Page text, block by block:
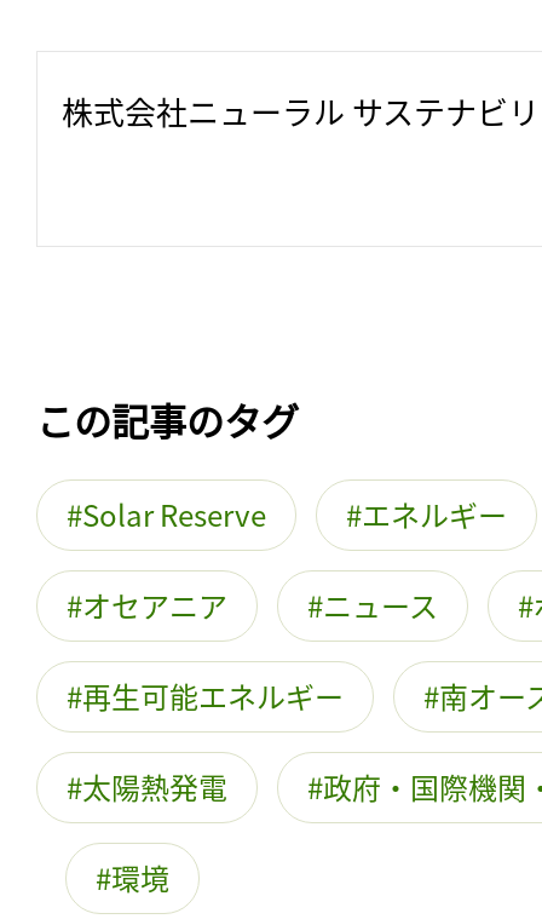
株式会社ニューラル サステナビ
この記事のタグ
Solar Reserve エネルギー
オセアニア ニュース
再生可能エネルギー 南オー
太陽熱発電 政府・国際機関
環境